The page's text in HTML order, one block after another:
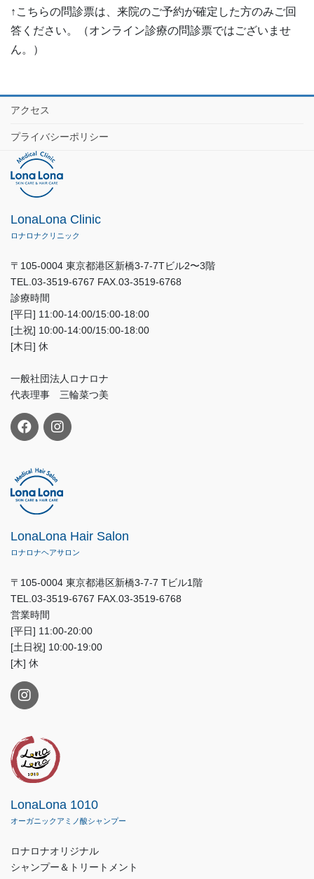
↑こちらの問診票は、来院のご予約が確定した方のみご回
答ください。（オンライン診療の問診票ではございませ
ん。）
アクセス
プライバシーポリシー
LonaLona Clinic
ロナロナクリニック
〒105-0004 東京都港区新橋3-7-7Tビル2〜3階
TEL.03-3519-6767 FAX.03-3519-6768
診療時間
[平日] 11:00-14:00/15:00-18:00
[土祝] 10:00-14:00/15:00-18:00
[木日] 休
一般社団法人ロナロナ
代表理事 三輪菜つ美
LonaLona Hair Salon
ロナロナヘアサロン
〒105-0004 東京都港区新橋3-7-7 Tビル1階
TEL.03-3519-6767 FAX.03-3519-6768
営業時間
[平日] 11:00-20:00
[土日祝] 10:00-19:00
[木] 休
LonaLona 1010
オーガニックアミノ酸シャンプー
ロナロナオリジナル
シャンプー＆トリートメント